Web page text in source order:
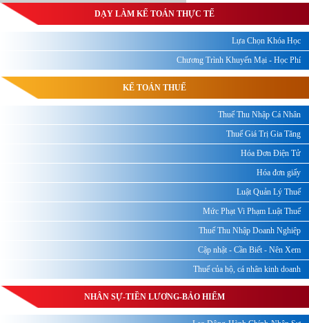
DẠY LÀM KẾ TOÁN THỰC TẾ
Lựa Chọn Khóa Học
Chương Trình Khuyến Mại - Học Phí
KẾ TOÁN THUẾ
Thuế Thu Nhập Cá Nhân
Thuế Giá Trị Gia Tăng
Hóa Đơn Điện Tử
Hóa đơn giấy
Luật Quản Lý Thuế
Mức Phạt Vi Phạm Luật Thuế
Thuế Thu Nhập Doanh Nghiệp
Cập nhật - Cần Biết - Nên Xem
Thuế của hộ, cá nhân kinh doanh
NHÂN SỰ-TIỀN LƯƠNG-BẢO HIỂM